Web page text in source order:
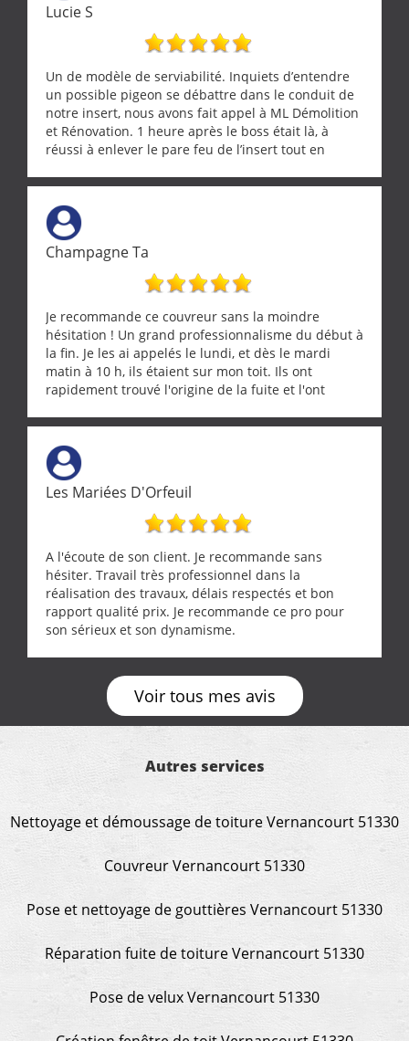
Lucie S
Un de modèle de serviabilité. Inquiets d’entendre
un possible pigeon se débattre dans le conduit de
notre insert, nous avons fait appel à ML Démolition
et Rénovation. 1 heure après le boss était là, à
réussi à enlever le pare feu de l’insert tout en
tourterelle et s’est ensuite patiemment occupé de
l’oiseau jusqu’à ce qu’il reprenne ses esprits et
puisse s’envoler. Après quoi il a procédé au
ramonage de notre insert avec dextérité et une
grande propreté, nous gratifiant également de
nombreux conseils concernant d’autres sujets. Un
entrepreneur comme on souhaite en rencontrer.
Encore un grand merci à lui.
Champagne Ta
Je recommande ce couvreur sans la moindre
hésitation ! Un grand professionnalisme du début à
la fin. Je les ai appelés le lundi, et dès le mardi
matin à 10 h, ils étaient sur mon toit. Ils ont
rapidement trouvé l'origine de la fuite et l'ont
Une équipe sérieuse, réactive et compétente. C'est
vraiment rassurant de pouvoir compter sur des
artisans aussi professionnels. Merci encore !
Les Mariées D'Orfeuil
A l'écoute de son client. Je recommande sans
hésiter. Travail très professionnel dans la
réalisation des travaux, délais respectés et bon
rapport qualité prix. Je recommande ce pro pour
son sérieux et son dynamisme.
Voir tous mes avis
Autres services
Nettoyage et démoussage de toiture Vernancourt 51330
Couvreur Vernancourt 51330
Pose et nettoyage de gouttières Vernancourt 51330
Réparation fuite de toiture Vernancourt 51330
Pose de velux Vernancourt 51330